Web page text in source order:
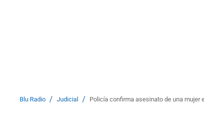
Blu Radio / Judicial / Policía confirma asesinato de una mujer